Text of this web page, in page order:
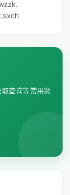
查询等常用频